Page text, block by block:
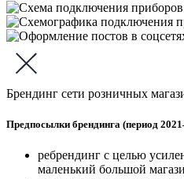
Брендинг сети розничных
Предпосылки брендинга (период
ребрендинг с целью
маленький большой